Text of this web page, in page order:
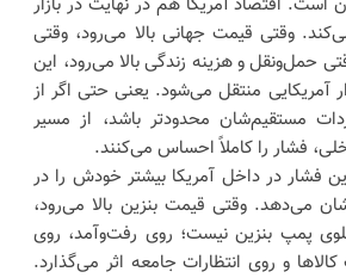
وقتی قیمت جهانی بالا می‌رود، وقتی
حمل‌ونقل و هزینه زندگی بالا می‌رود، این
آمریکایی منتقل می‌شود. یعنی حتی اگر از
مستقیم‌شان محدودتر باشد، از مسیر
فشار را کاملاً احساس می‌کنند.
فشار در داخل آمریکا بیشتر خودش را در
می‌دهد. وقتی قیمت بنزین بالا می‌رود،
پمپ بنزین نیست؛ روی رفت‌وآمد، روی
و روی انتظارات جامعه اثر می‌گذارد.